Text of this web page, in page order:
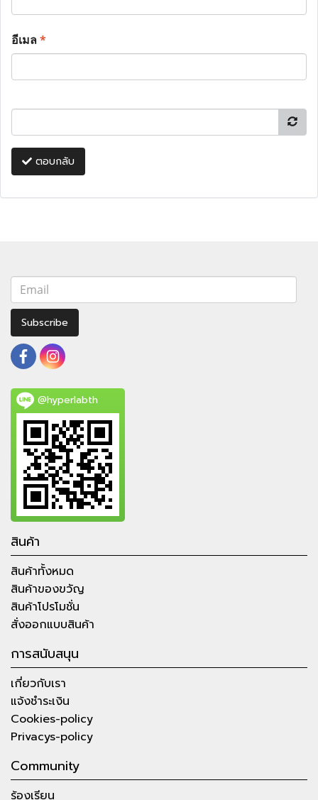
อีเมล*
ตอบกลับ
Subscribe
@hyperlabth
สินค้า
สินค้าทั้งหมด
สินค้าของขวัญ
สินค้าโปรโมชั่น
สั่งออกแบบสินค้า
การสนับสนุน
เกี่ยวกับเรา
แจ้งชำระเงิน
Cookies-policy
Privacys-policy
Community
ร้องเรียน